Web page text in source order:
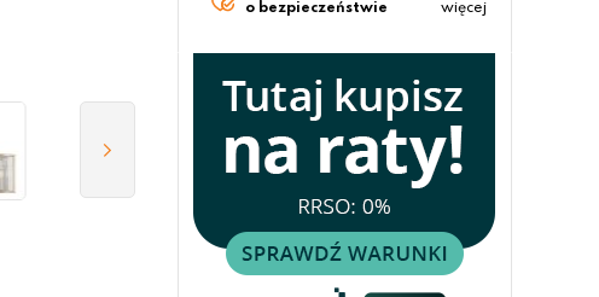
o bezpieczeństwie
więcej